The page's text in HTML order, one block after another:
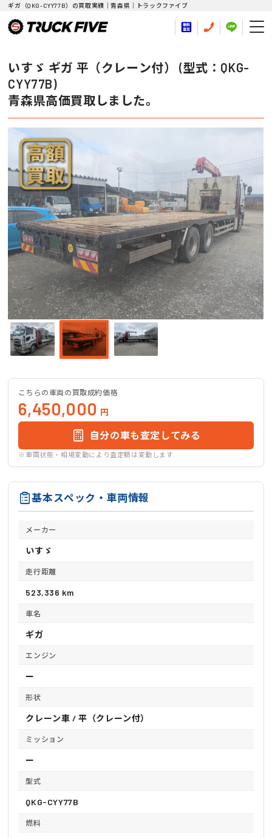
ギガ（QKG-CYY77B）の買取実績｜青森県｜トラックファイブ
いすゞ ギガ 平（クレーン付） (型式：QKG-
CYY77B)
青森県高価買取しました。
こちらの車両の買取成約価格
6,450,000 円
自分の車も査定してみる
※車両状態・相場変動により査定額は変動します
基本スペック・車両情報
メーカー
いすゞ
走行距離
523,336 km
車名
ギガ
エンジン
ー
形状
クレーン車 / 平（クレーン付）
ミッション
ー
型式
QKG-CYY77B
燃料